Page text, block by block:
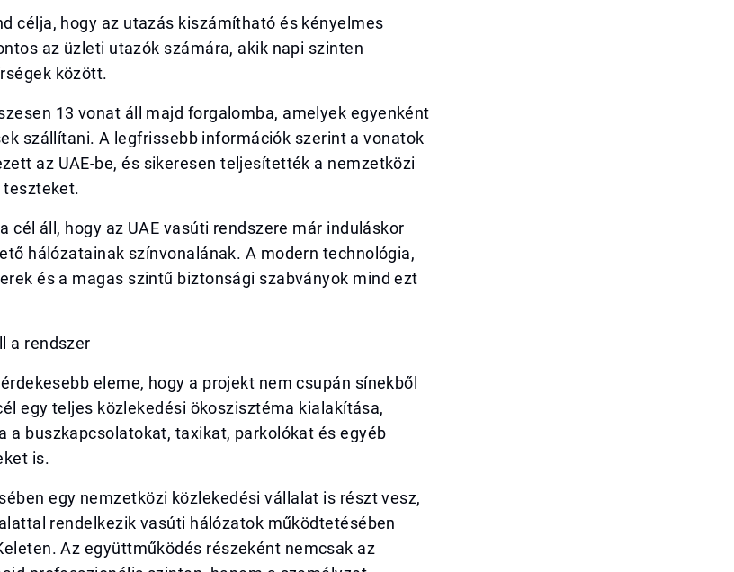
célja, hogy az utazás kiszámítható és kényelmes
az üzleti utazók számára, akik napi szinten
között.
13 vonat áll majd forgalomba, amelyek egyenként
szállítani. A legfrissebb információk szerint a vonatok
az UAE-be, és sikeresen teljesítették a nemzetközi
teszteket.
cél áll, hogy az UAE vasúti rendszere már induláskor
hálózatainak színvonalának. A modern technológia,
és a magas szintű biztonsági szabványok mind ezt
a rendszer
eleme, hogy a projekt nem csupán sínekből
egy teljes közlekedési ökoszisztéma kialakítása,
a buszkapcsolatokat, taxikat, parkolókat és egyéb
is.
egy nemzetközi közlekedési vállalat is részt vesz,
rendelkezik vasúti hálózatok működtetésében
Az együttműködés részeként nemcsak az